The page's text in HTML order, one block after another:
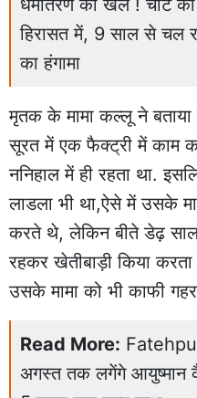
धर्मांतरण का खेल ! चाट
हिरासत में, 9 साल से चल
का हंगामा
मृतक के मामा कल्लू ने
सूरत में एक फैक्ट्री में काम
ननिहाल में ही रहता था.
लाडला भी था,ऐसे में उसके
करते थे, लेकिन बीते डेढ़
रहकर खेतीबाड़ी किया
उसके मामा को भी काफी
Read More:
अगस्त तक लगेंगे आयुष्मान